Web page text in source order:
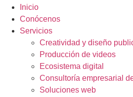
Inicio
Conócenos
Servicios
Creatividad y diseño
Producción de videos
Ecosistema digital
Consultoría empresarial
Soluciones web